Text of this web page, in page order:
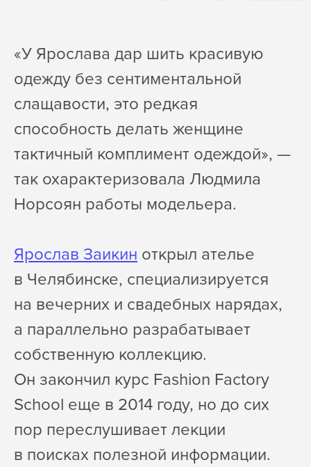
«У Ярослава дар шить красивую
одежду без сентиментальной
слащавости, это редкая
способность делать женщине
тактичный комплимент одеждой», —
так охарактеризовала Людмила
Норсоян работы модельера.
Ярослав Заикин открыл ателье
в Челябинске, специализируется
на вечерних и свадебных нарядах,
а параллельно разрабатывает
собственную коллекцию.
Он закончил курс Fashion Factory
School еще в 2014 году, но до сих
пор переслушивает лекции
в поисках полезной информации.